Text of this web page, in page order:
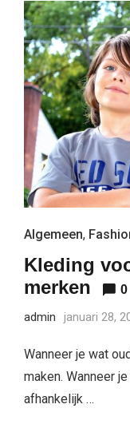
Algemeen,
Kleding
merken
0
admin januari 28,
Wanneer je wat
maken. Wanneer
afhankelijk …